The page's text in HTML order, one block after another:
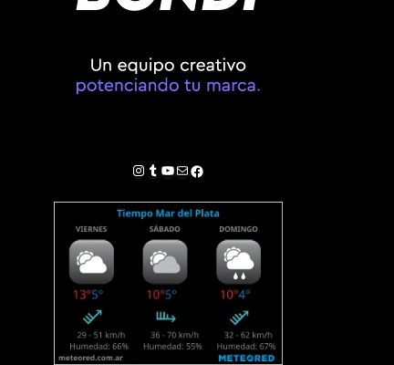
Instagram
Tumblr
YouTube
Correo electrónico
Facebook